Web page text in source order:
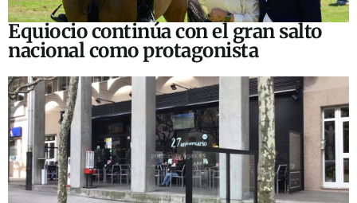
Equiocio continúa con el gran salto
nacional como protagonista